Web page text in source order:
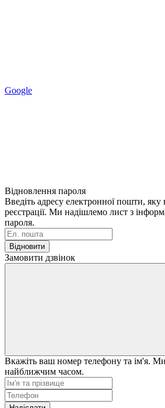
Google
Відновлення пароля
Введіть адресу електронної пошти,
реєстрації. Ми надішлемо лист з
пароля.
Відновити
Замовити дзвінок
Вкажіть ваш номер телефону та ім'я.
найближчим часом.